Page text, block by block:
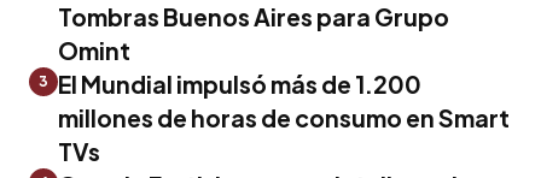
Tombras Buenos Aires para Grupo
Omint
3
El Mundial impulsó más de 1.200
millones de horas de consumo en Smart
TVs